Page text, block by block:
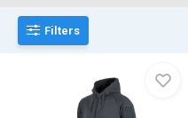
Filters